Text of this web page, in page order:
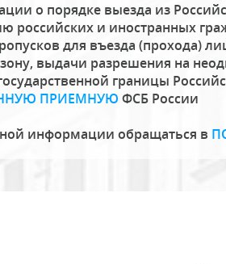
о порядке выезда из
российских и иностранных
для въезда (прохода)
выдачи разрешения на
границы
ПРИЕМНУЮ ФСБ России
информации обращаться в